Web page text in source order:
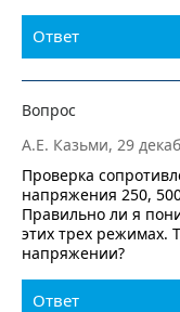
Ответ
Вопрос
А.Е. Казьми, 29
Проверка
напряжения 250,
Правильно ли я
этих трех режимах.
напряжении?
Ответ